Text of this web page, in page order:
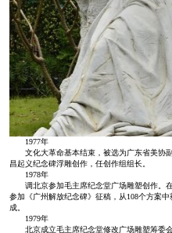
1977年
文化大革命基本结束，被选为广东省美协
昌起义纪念碑浮雕创作，任创作组组长。
1978年
调北京参加毛主席纪念堂广场雕塑创作。在
参加《广州解放纪念碑》征稿，从108个方案
成。
1979年
北京成立毛主席纪念堂修改广场雕塑筹委